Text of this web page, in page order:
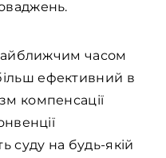
часом
ефективний в
компенсації
суду на будь-якій